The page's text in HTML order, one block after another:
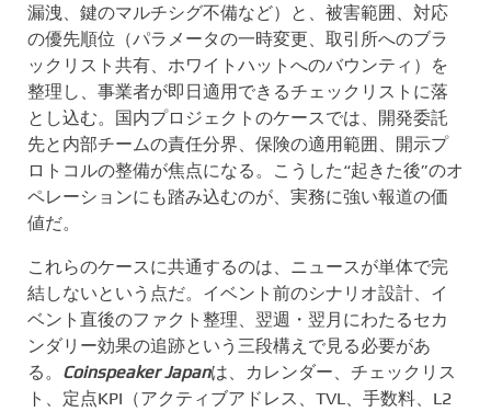
漏洩、鍵のマルチシグ不備など）と、被害範囲、対応
の優先順位（パラメータの一時変更、取引所へのブラ
ックリスト共有、ホワイトハットへのバウンティ）を
整理し、事業者が即日適用できるチェックリストに落
とし込む。国内プロジェクトのケースでは、開発委託
先と内部チームの責任分界、保険の適用範囲、開示プ
ロトコルの整備が焦点になる。こうした“起きた後”のオ
ペレーションにも踏み込むのが、実務に強い報道の価
値だ。
これらのケースに共通するのは、ニュースが単体で完
結しないという点だ。イベント前のシナリオ設計、イ
ベント直後のファクト整理、翌週・翌月にわたるセカ
ンダリー効果の追跡という三段構えで見る必要があ
る。 Coinspeaker Japanは、カレンダー、チェックリス
ト、定点KPI（アクティブアドレス、TVL、手数料、L2